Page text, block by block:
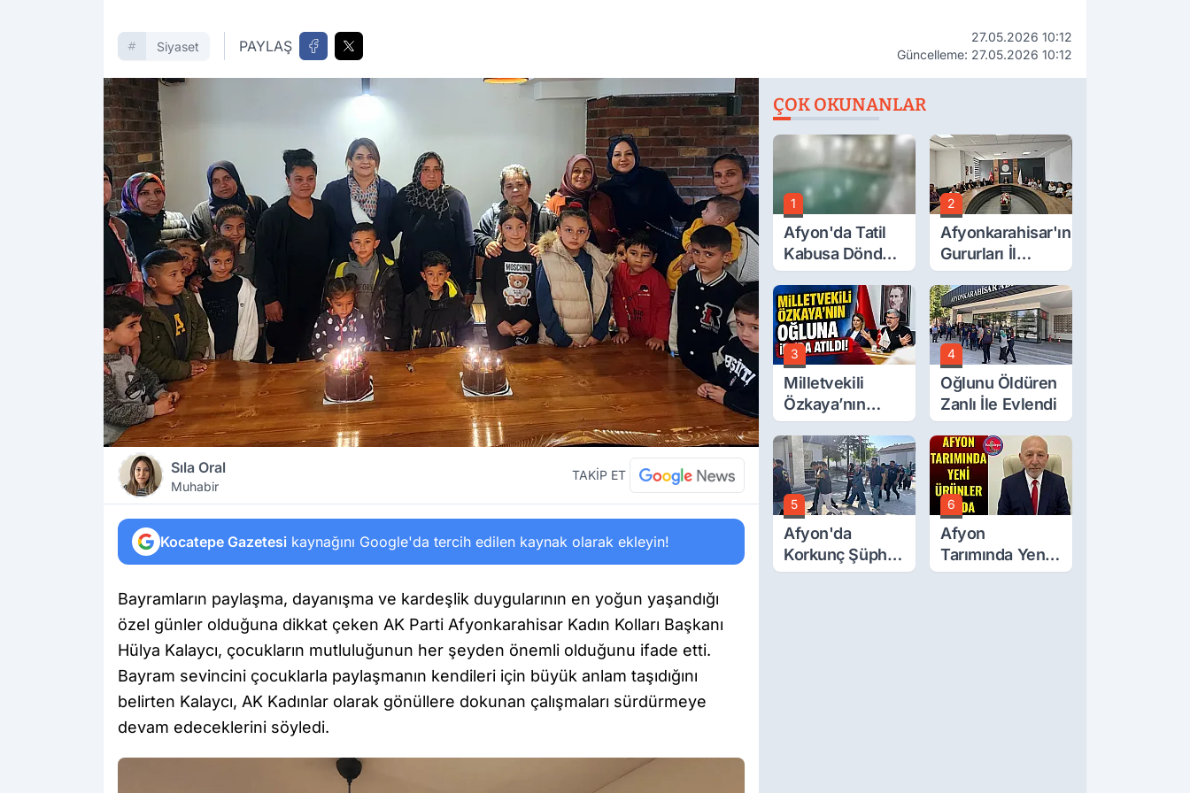
Siyaset PAYLAŞ
27.05.2026 10:12
Güncelleme: 27.05.2026 10:12
Sıla Oral
Muhabir
TAKİP ET
Kocatepe Gazetesi kaynağını Google'da tercih edilen kaynak olarak ekleyin!
Bayramların paylaşma, dayanışma ve kardeşlik duygularının en yoğun yaşandığı
özel günler olduğuna dikkat çeken AK Parti Afyonkarahisar Kadın Kolları Başkanı
Hülya Kalaycı, çocukların mutluluğunun her şeyden önemli olduğunu ifade etti.
Bayram sevincini çocuklarla paylaşmanın kendileri için büyük anlam taşıdığını
belirten Kalaycı, AK Kadınlar olarak gönüllere dokunan çalışmaları sürdürmeye
devam edeceklerini söyledi.
ÇOK OKUNANLAR
1
Afyon'da Tatil
Kabusa Döndü,
Acı Son!
2
Afyonkarahisar'ın
Gururları İl
Müdürüyle
Buluştu
3
Milletvekili
Özkaya’nın
Oğluna İftira
Atıldı
4
Oğlunu Öldüren
Zanlı İle Evlendi
5
Afyon'da
Korkunç Şüphe!
Düştü Mü,
6
Afyon
Tarımında Yeni
Ürünler Yolda